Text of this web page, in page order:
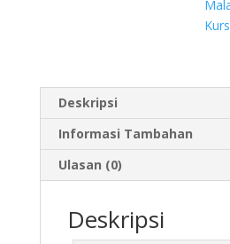
Deskripsi
Informasi Tambahan
Ulasan (0)
Deskripsi